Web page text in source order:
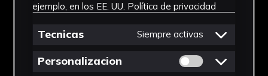
ejemplo, en los EE. UU. Política de privacidad
Tecnicas Siempre activas
Personalizacion Permitir cookies